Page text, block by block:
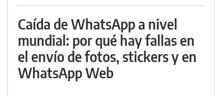
Caída de WhatsApp a nivel
mundial: por qué hay fallas en
el envío de fotos, stickers y en
WhatsApp Web